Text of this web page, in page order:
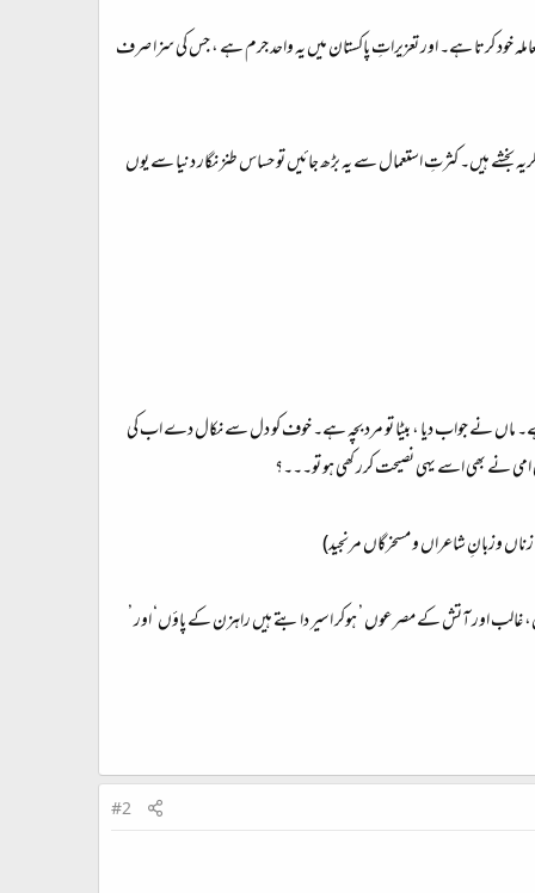
خود کرتا ہے۔ اور تعزیراتِ پاکستان میں یہ واحد جرم ہے ، جس کی سزا صرف
ہیں۔ کثرتِ استعمال سے یہ بڑھ جائیں تو حساس طنز نگار دنیا سے یوں
ہے۔ ماں نے جواب دیا ، بیٹا تو مرد بچہ ہے۔ خوف کو دل سے نکال دے اب کی
نے بھی اسے یہی نصیحت کرر کھی ہو تو۔۔۔؟
زناں وزبانِ شاعراں و مسخرگاں مرنجید)
اور آتش کے مصرعوں ’ ہوکر اسیر دابتے ہیں راہزن کے پاؤں‘ اور ’
#2